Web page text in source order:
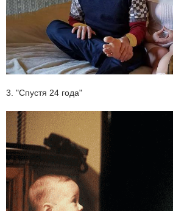
3. "Спустя 24 года"